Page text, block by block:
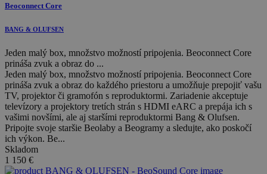
Beoconnect Core
BANG & OLUFSEN
Jeden malý box, množstvo možností pripojenia. Beoconnect Core
prináša zvuk a obraz do ...
Jeden malý box, množstvo možností pripojenia. Beoconnect Core
prináša zvuk a obraz do každého priestoru a umožňuje prepojiť vašu
TV, projektor či gramofón s reproduktormi. Zariadenie akceptuje
televízory a projektory tretích strán s HDMI eARC a prepája ich s
vašimi novšími, ale aj staršími reproduktormi Bang & Olufsen.
Pripojte svoje staršie Beolaby a Beogramy a sledujte, ako poskočí
ich výkon. Be...
Skladom
1 150 €